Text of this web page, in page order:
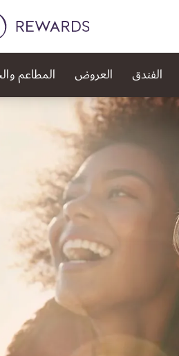
الفندق العروض المطاعم